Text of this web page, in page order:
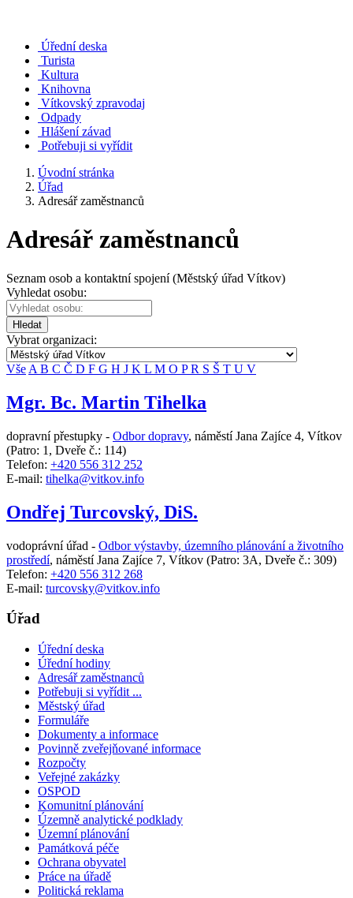
Úřední deska
Turista
Kultura
Knihovna
Vítkovský zpravodaj
Odpady
Hlášení závad
Potřebuji si vyřídit
Úvodní stránka
Úřad
Adresář zaměstnanců
Adresář zaměstnanců
Seznam osob a kontaktní spojení (Městský úřad Vítkov)
Vyhledat osobu:
Hledat
Vybrat organizaci:
Vše A B C Č D F G H J K L M O PR S Š T U V
Mgr. Bc. Martin Tihelka
dopravní přestupky - Odbor dopravy, náměstí Jana Zajíce 4, Vítkov
(Patro: 1, Dveře č.: 114)
Telefon: +420 556 312 252
E-mail: tihelka@vitkov.info
Ondřej Turcovský, DiS.
vodoprávní úřad - Odbor výstavby, územního plánování a životního
prostředí, náměstí Jana Zajíce 7, Vítkov (Patro: 3A, Dveře č.: 309)
Telefon: +420 556 312 268
E-mail: turcovsky@vitkov.info
Úřad
Úřední deska
Úřední hodiny
Adresář zaměstnanců
Potřebuji si vyřídit ...
Městský úřad
Formuláře
Dokumenty a informace
Povinně zveřejňované informace
Rozpočty
Veřejné zakázky
OSPOD
Komunitní plánování
Územně analytické podklady
Územní plánování
Památková péče
Ochrana obyvatel
Práce na úřadě
Politická reklama